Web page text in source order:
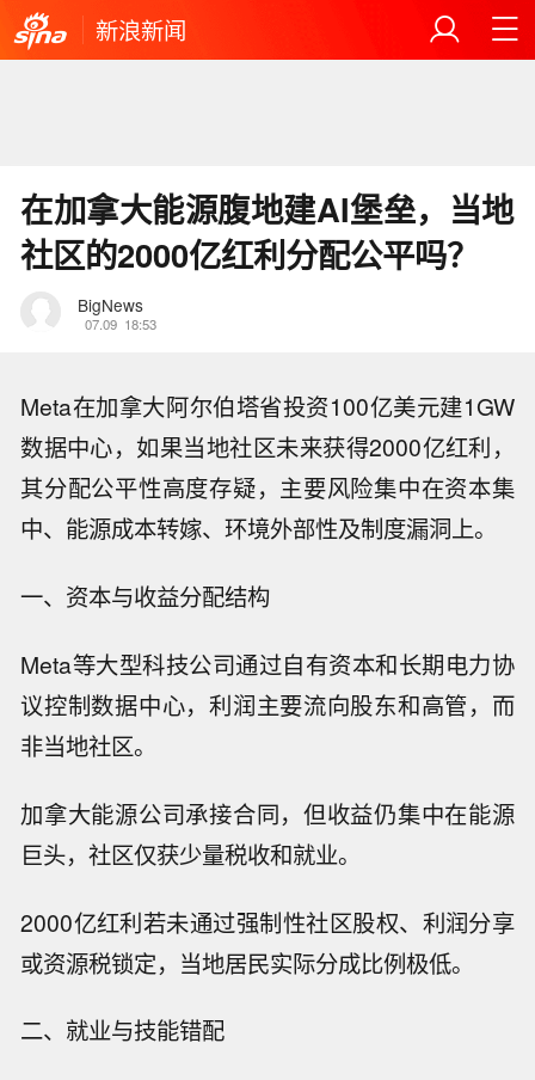
新浪新闻
在加拿大能源腹地建AI堡垒，当地
社区的2000亿红利分配公平吗？
BigNews
07.09 18:53
Meta在加拿大阿尔伯塔省投资100亿美元建1GW
数据中心，如果当地社区未来获得2000亿红利，
其分配公平性高度存疑，主要风险集中在资本集
中、能源成本转嫁、环境外部性及制度漏洞上。
一、资本与收益分配结构
Meta等大型科技公司通过自有资本和长期电力协
议控制数据中心，利润主要流向股东和高管，而
非当地社区。
加拿大能源公司承接合同，但收益仍集中在能源
巨头，社区仅获少量税收和就业。
2000亿红利若未通过强制性社区股权、利润分享
或资源税锁定，当地居民实际分成比例极低。
二、就业与技能错配